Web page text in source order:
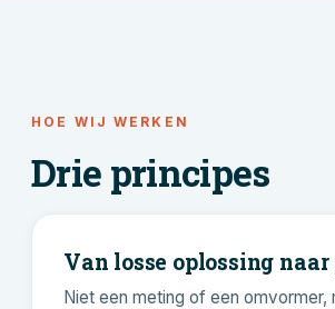
HOE WIJ WERKEN
Drie principes
Van losse oplossing naar
Niet een meting of een omvormer,